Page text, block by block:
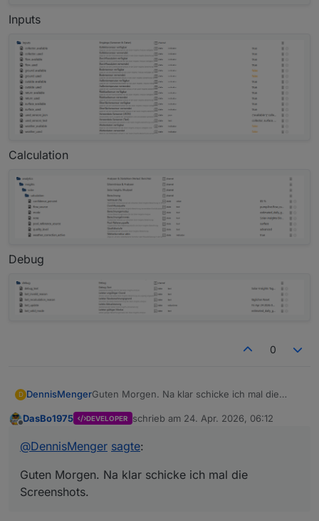
Inputs
Calculation
Debug
0
D DennisMengerGuten Morgen. Na klar schicke ich mal die
Results
DasBo1975 DEVELOPER schrieb am 24. Apr. 2026, 06:12
zuletzt editiert von
@DennisMenger sagte:
Guten Morgen. Na klar schicke ich mal die
Screenshots.